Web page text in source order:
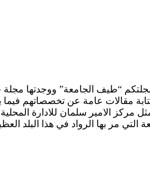
“طيف الجامعة” ووجدتها مجلة
مقالات عامة عن تخصصاتهم
مثل مركز الامير سلمان للادارة
التي مر بها الرواد في هذا البلد